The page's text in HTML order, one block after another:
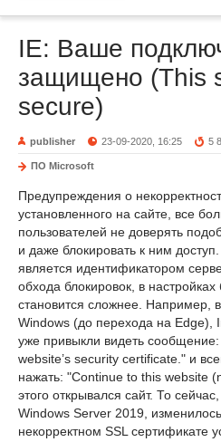
IE: Ваше
защищено (This
secure)
publisher 23-09-2020, 16:25 5
ПО Microsoft
Предупреждения о
установленного на сайте, все
пользователей не доверять
и даже блокировать к ним
является идентификатором
обхода блокировок, в
становится сложнее. Например,
Windows (до перехода на Edge),
уже привыкли видеть
website’s security certificate." и
нажать: "Continue to this website
этого открывался сайт. То
Windows Server 2019,
некорректном SSL сертификате